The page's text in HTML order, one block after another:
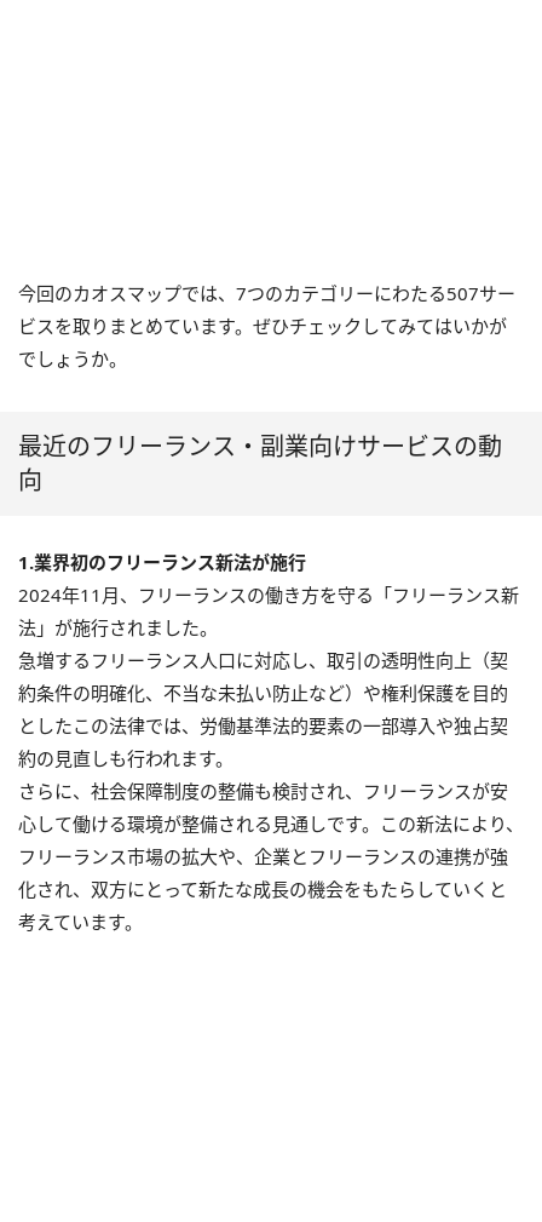
今回のカオスマップでは、7つのカテゴリーにわたる507サー
ビスを取りまとめています。ぜひチェックしてみてはいかが
でしょうか。
最近のフリーランス・副業向けサービスの動
向
1.業界初のフリーランス新法が施行
2024年11月、フリーランスの働き方を守る「フリーランス新
法」が施行されました。
急増するフリーランス人口に対応し、取引の透明性向上（契
約条件の明確化、不当な未払い防止など）や権利保護を目的
としたこの法律では、労働基準法的要素の一部導入や独占契
約の見直しも行われます。
さらに、社会保障制度の整備も検討され、フリーランスが安
心して働ける環境が整備される見通しです。この新法により、
フリーランス市場の拡大や、企業とフリーランスの連携が強
化され、双方にとって新たな成長の機会をもたらしていくと
考えています。